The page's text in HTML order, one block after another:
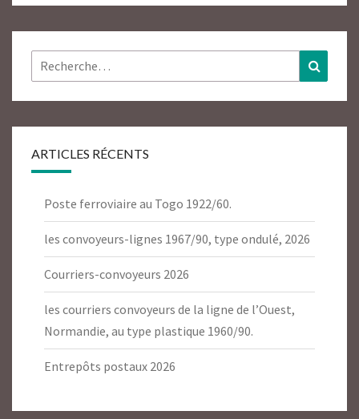
Rechercher :
ARTICLES RÉCENTS
Poste ferroviaire au Togo 1922/60.
les convoyeurs-lignes 1967/90, type ondulé, 2026
Courriers-convoyeurs 2026
les courriers convoyeurs de la ligne de l’Ouest,
Normandie, au type plastique 1960/90.
Entrepôts postaux 2026